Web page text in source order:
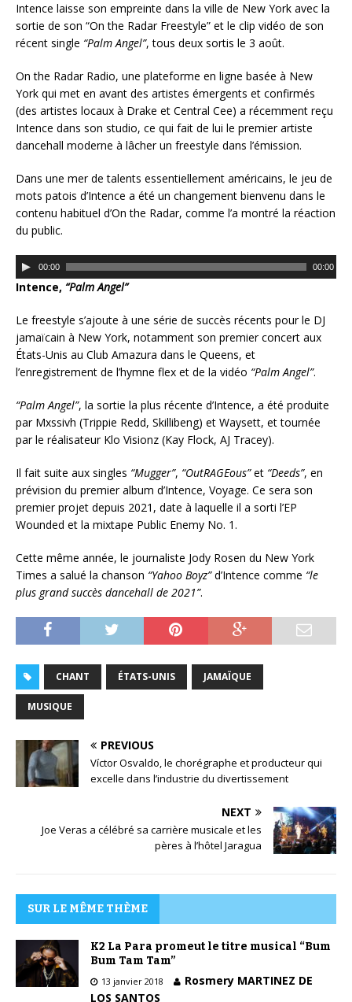
Intence laisse son empreinte dans la ville de New York avec la
sortie de son “On the Radar Freestyle” et le clip vidéo de son
récent single “Palm Angel”, tous deux sortis le 3 août.
On the Radar Radio, une plateforme en ligne basée à New
York qui met en avant des artistes émergents et confirmés
(des artistes locaux à Drake et Central Cee) a récemment reçu
Intence dans son studio, ce qui fait de lui le premier artiste
dancehall moderne à lâcher un freestyle dans l’émission.
Dans une mer de talents essentiellement américains, le jeu de
mots patois d’Intence a été un changement bienvenu dans le
contenu habituel d’On the Radar, comme l’a montré la réaction
du public.
e
t
e
u
r
u
d
i
00:00 00:00
Intence, “Palm Angel”
Le freestyle s’ajoute à une série de succès récents pour le DJ
jamaïcain à New York, notamment son premier concert aux
États-Unis au Club Amazura dans le Queens, et
l’enregistrement de l’hymne flex et de la vidéo “Palm Angel”.
“Palm Angel”, la sortie la plus récente d’Intence, a été produite
par Mxssivh (Trippie Redd, Skillibeng) et Waysett, et tournée
par le réalisateur Klo Visionz (Kay Flock, AJ Tracey).
Il fait suite aux singles “Mugger”, “OutRAGEous”et “Deeds”, en
prévision du premier album d’Intence, Voyage. Ce sera son
premier projet depuis 2021, date à laquelle il a sorti l’EP
Wounded et la mixtape Public Enemy No. 1.
Cette même année, le journaliste Jody Rosen du New York
Times a salué la chanson “Yahoo Boyz”d’Intence comme “le
plus grand succès dancehall de 2021”.
CHANT ÉTATS-UNIS JAMAÏQUE
MUSIQUE
PREVIOUS
Víctor Osvaldo, le chorégraphe et producteur qui
excelle dans l’industrie du divertissement
NEXT
Joe Veras a célébré sa carrière musicale et les
pères à l’hôtel Jaragua
SUR LE MÊME THÈME
K2 La Para promeut le titre musical “Bum
Bum Tam Tam”
13 janvier 2018
Rosmery MARTINEZ DE
LOS SANTOS